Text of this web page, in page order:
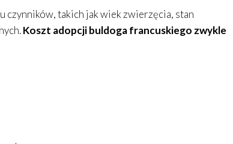
czynników, takich jak wiek zwierzęcia, stan
Koszt adopcji buldoga francuskiego zwykle